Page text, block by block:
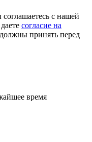
с нашей
согласие на
принять перед
время